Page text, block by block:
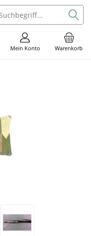
Warenkorb
Mein Konto